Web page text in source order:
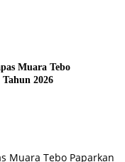
Muara Tebo
2026